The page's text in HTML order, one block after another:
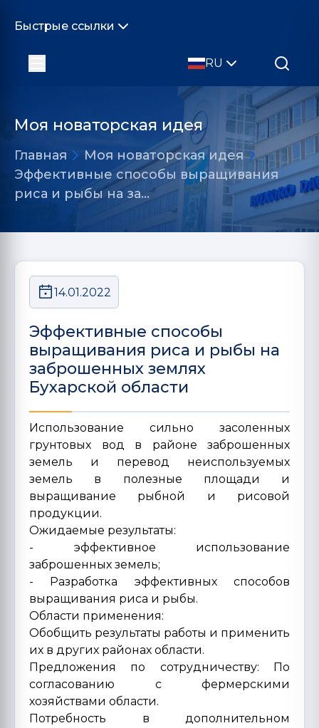
Быстрые ссылки
RU
Моя новаторская идея
Главная
Моя новаторская идея
Эффективные способы выращивания
риса и рыбы на за…
14.01.2022
Эффективные способы
выращивания риса и рыбы на
заброшенных землях
Бухарской области
Использование сильно засоленных
грунтовых вод в районе заброшенных
земель и перевод неиспользуемых
земель в полезные площади и
выращивание рыбной и рисовой
продукции.
Ожидаемые результаты:
- эффективное использование
заброшенных земель;
- Разработка эффективных способов
выращивания риса и рыбы.
Области применения:
Обобщить результаты работы и применить
их в других районах области.
Предложения по сотрудничеству: По
согласованию с фермерскими
хозяйствами области.
Потребность в дополнительном